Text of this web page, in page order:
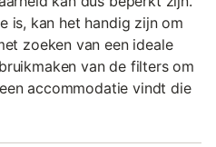
is, kan het handig zijn om
zoeken van een ideale
van de filters om
accommodatie vindt die